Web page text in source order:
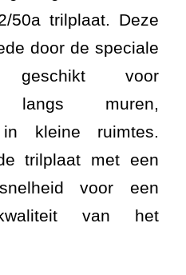
50a trilplaat. Deze
door de speciale
voor
langs muren,
kleine ruimtes.
trilplaat met een
voor een
van het